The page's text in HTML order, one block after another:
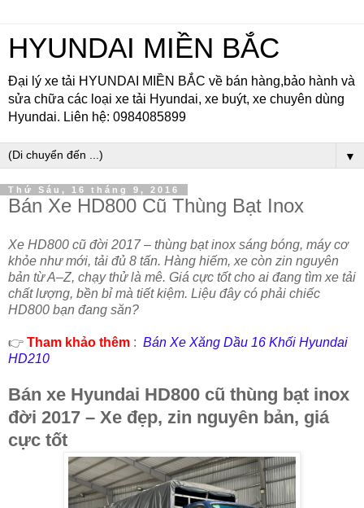
HYUNDAI MIỀN BẮC
Đại lý xe tải HYUNDAI MIỀN BẮC về bán hàng,bảo hành và
sửa chữa các loại xe tải Hyundai, xe buýt, xe chuyên dùng
Hyundai. Liên hệ: 0984085899
▼
Thứ Sáu, 16 tháng 9, 2016
Bán Xe HD800 Cũ Thùng Bạt Inox
Xe HD800 cũ đời 2017 – thùng bạt inox sáng bóng, máy cơ
khỏe như mới, tải đủ 8 tấn. Hàng hiếm, xe còn zin nguyên
bản từ A–Z, chạy thử là mê. Giá cực tốt cho ai đang tìm xe tải
chất lượng, bền bỉ mà tiết kiệm. Liệu đây có phải chiếc
HD800 bạn đang săn?
👉 Tham khảo thêm : Bán Xe Xăng Dầu 16 Khối Hyundai
HD210
Bán xe Hyundai HD800 cũ thùng bạt inox
đời 2017 – Xe đẹp, zin nguyên bản, giá
cực tốt